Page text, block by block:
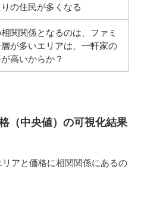
の住民が多くなる
関関係となるのは、ファミ
層が多いエリアは、一軒家の
高いからか？
（中央値）の可視化結果
アと価格に相関関係にあるの